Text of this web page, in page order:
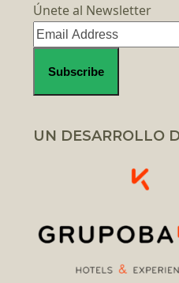
Únete al Newsletter
UN DESARROLLO